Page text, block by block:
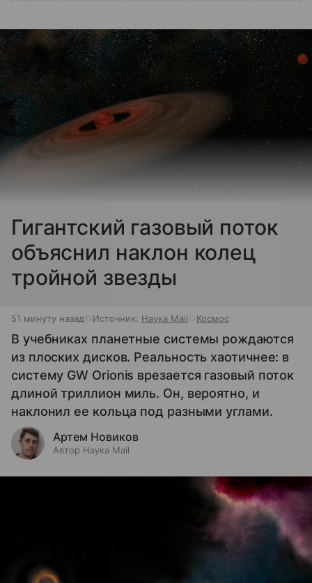
Гигантский газовый поток
объяснил наклон колец
тройной звезды
51 минуту назад Источник: Наука Mail Космос
В учебниках планетные системы рождаются
из плоских дисков. Реальность хаотичнее: в
систему GW Orionis врезается газовый поток
длиной триллион миль. Он, вероятно, и
наклонил ее кольца под разными углами.
Артем Новиков
Автор Наука Mail